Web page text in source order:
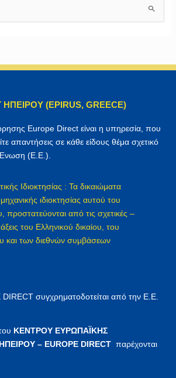
ΗΠΕΙΡΟΥ (EPIRUS, GREECE)
Europe Direct είναι η υπηρεσία, που
απαντήσεις σε κάθε είδους θέμα σχετικό
(Ε.Ε.).
Ιδιοκτησίας : Τα δικαιώματα
ιδιοκτησίας αυτού του
προστατεύονται από τις σχετικές –
του Ελληνικού δικαίου, του
και των διεθνών συμβάσεων
συγχρηματοδοτείται από την Ε.Ε.
ΚΕΝΤΡΟΥ ΕΥΡΩΠΑΪΚΗΣ
– EUROPE DIRECT παρέχονται